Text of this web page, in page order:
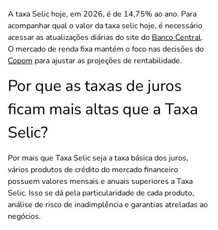
A taxa Selic hoje, em 2026, é de 14,75% ao ano. Para
acompanharqual o valor da taxa selic hoje, é necessário
acessar as atualizações diárias do site do Banco Central.
O mercado de renda fixa mantém o foco nas decisões do
Copom para ajustar as projeções de rentabilidade.
Por que as taxas de juros
ficam mais altas que a Taxa
Selic?
Por mais que Taxa Selic seja a taxa básica dos juros,
vários produtos de crédito do mercado financeiro
possuem valores mensais e anuais superiores a Taxa
Selic. Isso se dá pela particularidade de cada produto,
análise de risco de inadimplência e garantias atreladas ao
negócios.